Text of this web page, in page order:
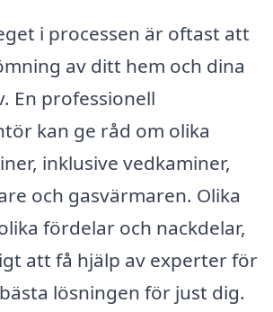
i processen är oftast att
av ditt hem och dina
En professionell
kan ge råd om olika
inklusive vedkaminer,
och gasvärmaren. Olika
fördelar och nackdelar,
att få hjälp av experter för
lösningen för just dig.